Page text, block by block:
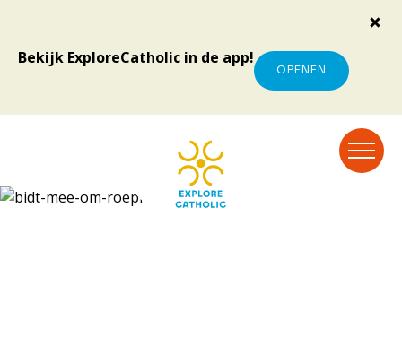
Bekijk ExploreCatholic in de app!
OPENEN